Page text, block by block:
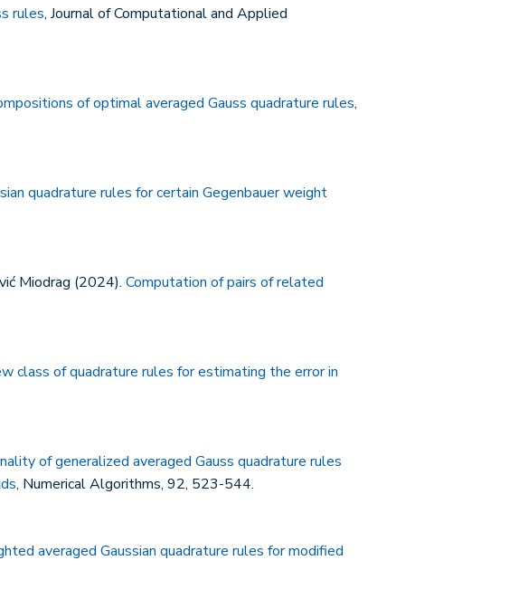
rules, Journal of Computational and Applied
of optimal averaged Gauss quadrature rules,
quadrature rules for certain Gegenbauer weight
Miodrag (2024). Computation of pairs of related
class of quadrature rules for estimating the error in
of generalized averaged Gauss quadrature rules
, Numerical Algorithms, 92, 523-544.
averaged Gaussian quadrature rules for modified